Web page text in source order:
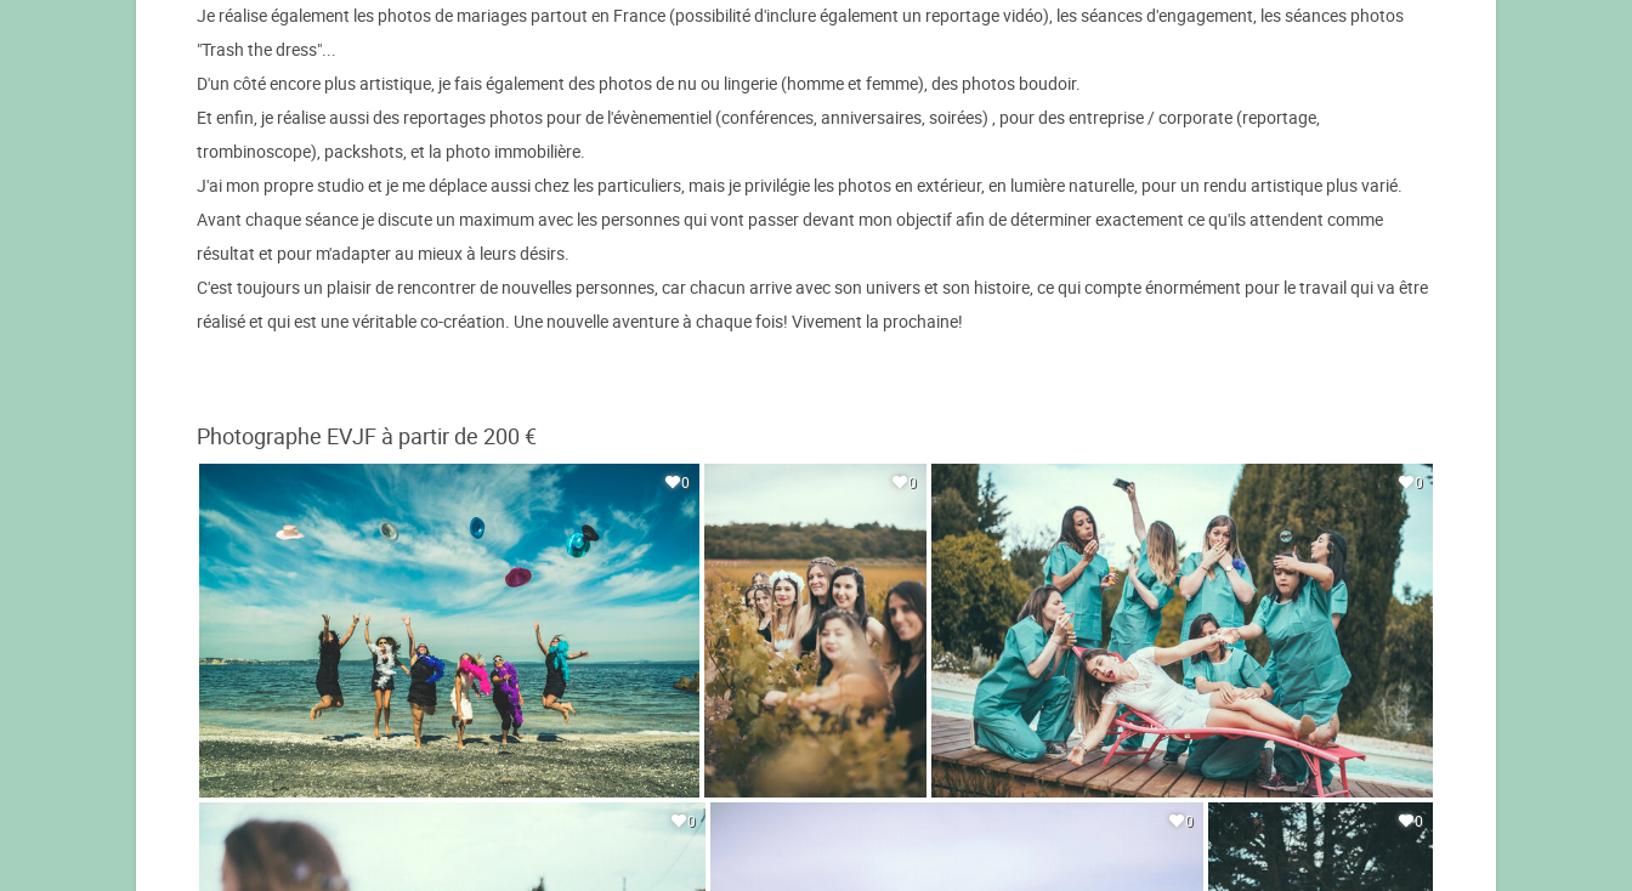
Je réalise également les photos de mariages partout en France (possibilité d'inclure également un reportage vidéo), les séances d'engagement, les séances photos
"Trash the dress"...
D'un côté encore plus artistique, je fais également des photos de nu ou lingerie (homme et femme), des photos boudoir.
Et enfin, je réalise aussi des reportages photos pour de l'évènementiel (conférences, anniversaires, soirées) , pour des entreprise / corporate (reportage,
trombinoscope), packshots, et la photo immobilière.
J'ai mon propre studio et je me déplace aussi chez les particuliers, mais je privilégie les photos en extérieur, en lumière naturelle, pour un rendu artistique plus varié.
Avant chaque séance je discute un maximum avec les personnes qui vont passer devant mon objectif afin de déterminer exactement ce qu'ils attendent comme
résultat et pour m'adapter au mieux à leurs désirs.
C'est toujours un plaisir de rencontrer de nouvelles personnes, car chacun arrive avec son univers et son histoire, ce qui compte énormément pour le travail qui va être
réalisé et qui est une véritable co-création. Une nouvelle aventure à chaque fois! Vivement la prochaine!
Photographe EVJF à partir de 200 €
0 0 0
0 0 0